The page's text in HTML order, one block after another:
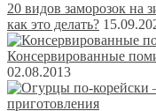
20 видов заморозок на
как это делать?
Консервированные
02.08.2013